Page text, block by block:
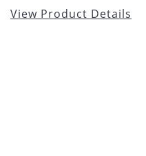
View Product Details